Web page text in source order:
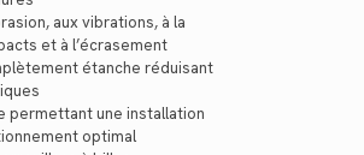
aux vibrations, à la
et à l’écrasement
étanche réduisant
permettant une installation
optimal